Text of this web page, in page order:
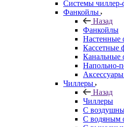
Системы чиллер-
Фанкойлы
Назад
Фанкойлы
Настенные
Кассетные
Канальные
Напольно-
Чиллеры
Назад
Чиллеры
С
С водяным